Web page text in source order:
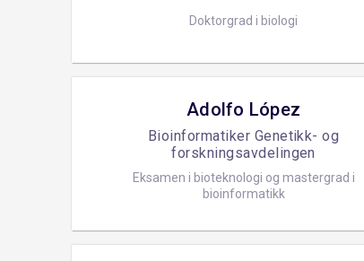
Doktorgrad i biologi
Adolfo López
Bioinformatiker Genetikk- og
forskningsavdelingen
Eksamen i bioteknologi og mastergrad i
bioinformatikk